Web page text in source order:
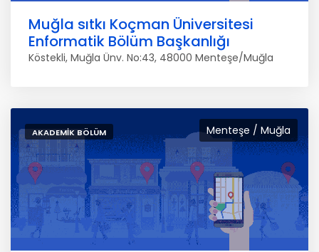
Muğla sıtkı Koçman Üniversitesi
Enformatik Bölüm Başkanlığı
Köstekli, Muğla Ünv. No:43, 48000 Menteşe/Muğla
Menteşe / Muğla
AKADEMIK BÖLÜM